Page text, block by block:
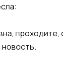
проходите,